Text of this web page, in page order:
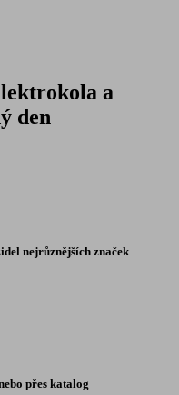
a
den
nejrůznějších značek
přes katalog